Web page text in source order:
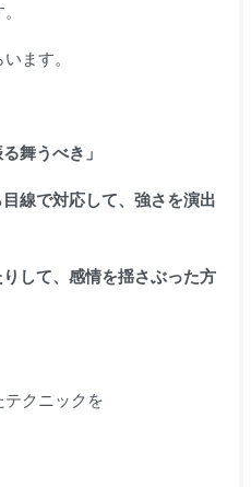
ます。
舞うべき」
線で対応して、 強さを演出
して、 感情を揺さぶった方
クニックを